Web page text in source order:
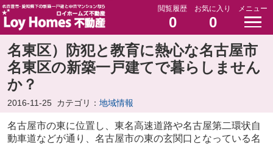
閲覧履歴
0
お気に入り
0
メニュー
名東区）防犯と教育に熱心な名古屋市
名東区の新築一戸建てで暮らしません
か？
2016-11-25 カテゴリ： 地域情報
名古屋市の東に位置し、東名高速道路や名古屋第二環状自
動車道などが通り、名古屋市の東の玄関口となっている名